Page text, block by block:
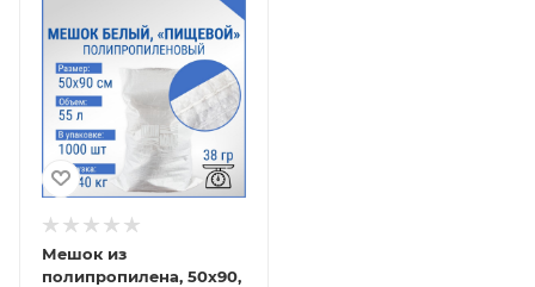
Мешок из
полипропилена, 50x90,